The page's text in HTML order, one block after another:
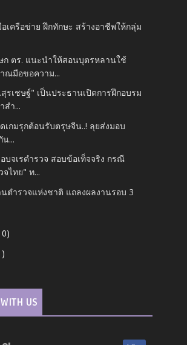
เครือข่าย ฝึกทักษะ สร้างอาชีพให้กลุ่ม
ก ตร. แนะนำให้สอนบุตรหลานใช้
ณมือขอความ...
รเชษฐ์" เป็นประธานเปิดการฝึกอบรม
สำ...
เกมรุกต้อนรับตรุษจีน..! ลุยส่งมอบ
น...
บจเรตำรวจ สอบข้อเท็จจริง กรณี
จไทย" ท...
ตำรวจแห่งชาติ แถลงผลงานรอบ 3
US